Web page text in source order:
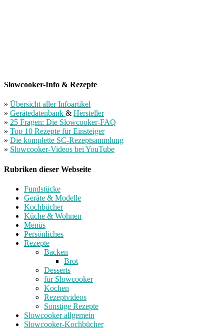
Slowcooker-Info & Rezepte
» Übersicht aller Infoartikel
» Gerätedatenbank & Hersteller
» 25 Fragen: Die Slowcooker-FAQ
» Top 10 Rezepte für Einsteiger
» Die komplette SC-Rezeptsammlung
» Slowcooker-Videos bei YouTube
Rubriken dieser Webseite
Fundstücke
Geräte & Modelle
Kochbücher
Küche & Wohnen
Menüs
Persönliches
Rezepte
Backen
Brot
Desserts
für Slowcooker
Kochen
Rezeptvideos
Sonstige Rezepte
Slowcooker allgemein
Slowcooker-Kochbücher